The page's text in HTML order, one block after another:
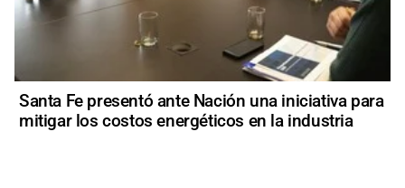
Santa Fe presentó ante Nación una iniciativa para
mitigar los costos energéticos en la industria